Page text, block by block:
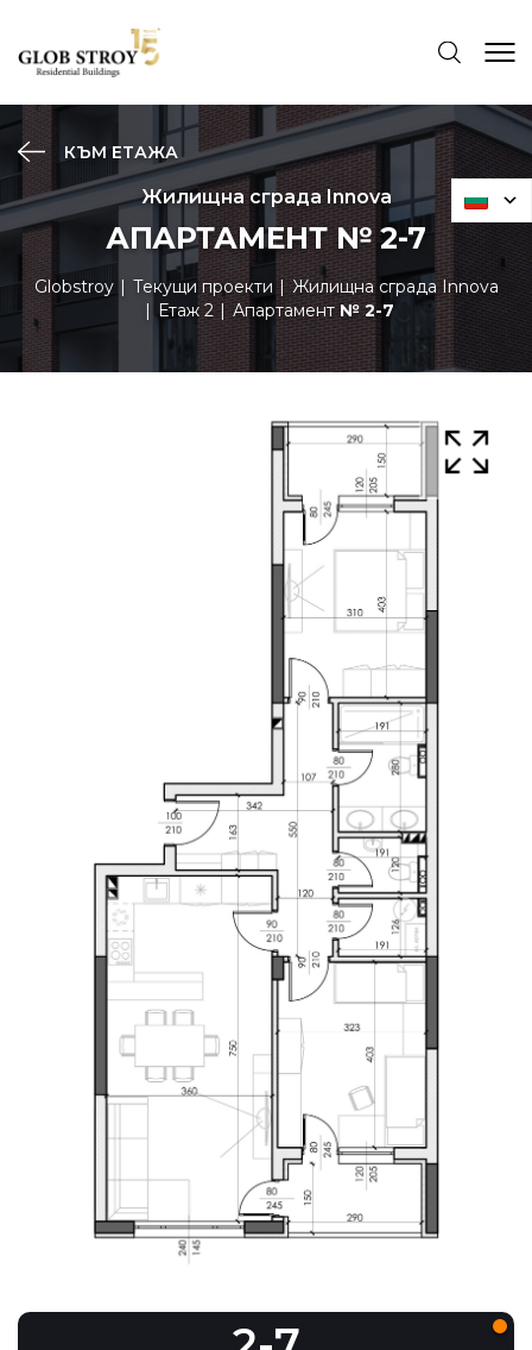
КЪМ ЕТАЖА
Жилищна сграда Innova
АПАРТАМЕНТ № 2-7
Globstroy Текущи проекти
Жилищна сграда Innova
Етаж 2
Апартамент№ 2-7